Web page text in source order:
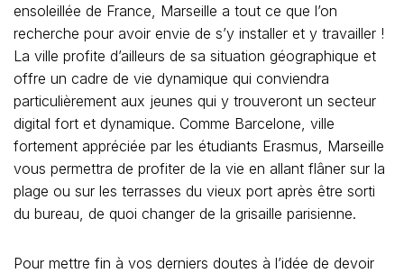
ensoleillée de France, Marseille a tout ce que l’on
recherche pour avoir envie de s’y installer et y travailler !
La ville profite d’ailleurs de sa situation géographique et
offre un cadre de vie dynamique qui conviendra
particulièrement aux jeunes qui y trouveront un secteur
digital fort et dynamique. Comme Barcelone, ville
fortement appréciée par les étudiants Erasmus, Marseille
vous permettra de profiter de la vie en allant flâner sur la
plage ou sur les terrasses du vieux port après être sorti
du bureau, de quoi changer de la grisaille parisienne.
Pour mettre fin à vos derniers doutes à l’idée de devoir